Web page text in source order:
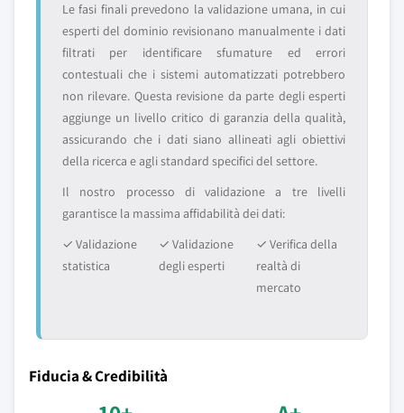
Le fasi finali prevedono la validazione umana, in cui
esperti del dominio revisionano manualmente i dati
filtrati per identificare sfumature ed errori
contestuali che i sistemi automatizzati potrebbero
non rilevare. Questa revisione da parte degli esperti
aggiunge un livello critico di garanzia della qualità,
assicurando che i dati siano allineati agli obiettivi
della ricerca e agli standard specifici del settore.
Il nostro processo di validazione a tre livelli
garantisce la massima affidabilità dei dati:
✓ Validazione
statistica
✓ Validazione
degli esperti
✓ Verifica della
realtà di
mercato
Fiducia & Credibilità